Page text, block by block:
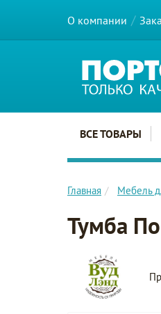
О компании
Главное меню сайта
ВСЕ ТОВАРЫ
Главная Мебель
Тумба